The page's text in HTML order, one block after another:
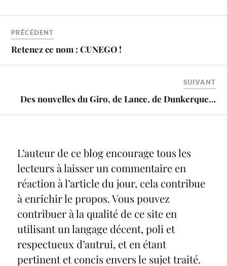
PRÉCÉDENT
Retenez ce nom : CUNEGO !
SUIVANT
Des nouvelles du Giro, de Lance, de Dunkerque…
L’auteur de ce blog encourage tous les
lecteurs à laisser un commentaire en
réaction à l’article du jour, cela contribue
à enrichir le propos. Vous pouvez
contribuer à la qualité de ce site en
utilisant un langage décent, poli et
respectueux d’autrui, et en étant
pertinent et concis envers le sujet traité.